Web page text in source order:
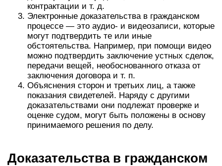
контрактации и т. д.
Электронные доказательства в гражданском
процессе — это аудио- и видеозаписи, которые
могут подтвердить те или иные
обстоятельства. Например, при помощи видео
можно подтвердить заключение устных сделок,
передачи вещей, необоснованного отказа от
заключения договора и т. п.
Объяснения сторон и третьих лиц, а также
показания свидетелей. Наряду с другими
доказательствами они подлежат проверке и
оценке судом, могут быть положены в основу
принимаемого решения по делу.
Доказательства в гражданском